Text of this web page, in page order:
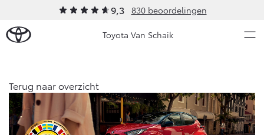
9,3 830 beoordelingen
Toyota Van Schaik
Ons bedrijf
Modellen
Terug naar overzicht